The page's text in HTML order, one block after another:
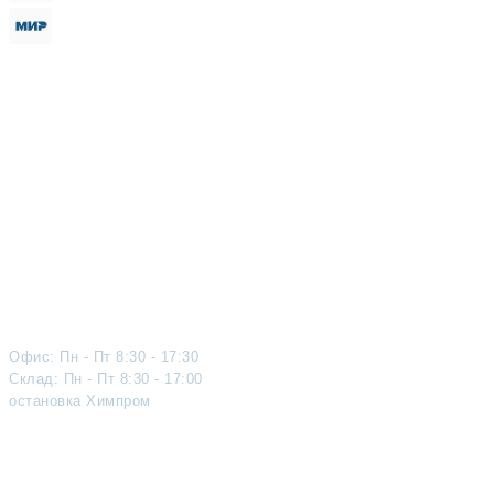
Офис: Пн - Пт 8:30 - 17:30
Склад: Пн - Пт 8:30 - 17:00
остановка Химпром